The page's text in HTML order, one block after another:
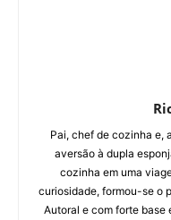
Pai, chef de cozinha e,
aversão à dupla
cozinha em uma
curiosidade, formou-se o
Autoral e com forte base